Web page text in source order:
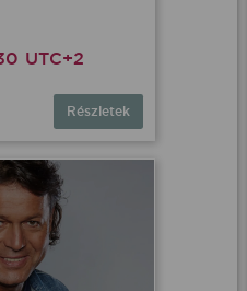
UTC+2
Részletek